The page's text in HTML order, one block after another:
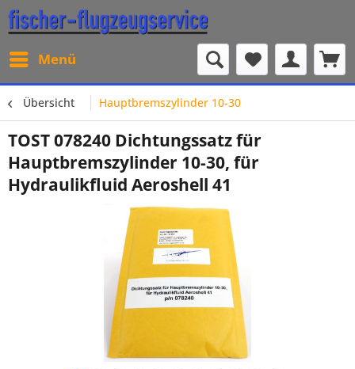
Menü
Übersicht Hauptbremszylinder 10-30
TOST 078240 Dichtungssatz für
Hauptbremszylinder 10-30, für
Hydraulikfluid Aeroshell 41